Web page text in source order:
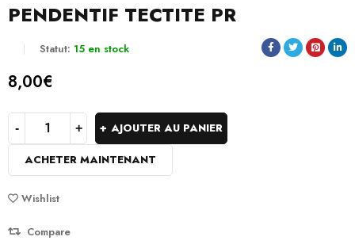
PENDENTIF TECTITE PR
Statut: 15 en stock
8,00€
AJOUTER AU PANIER
ACHETER MAINTENANT
Wishlist
Compare